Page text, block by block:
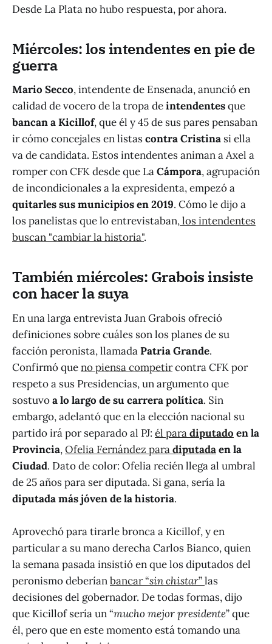
Desde La Plata no hubo respuesta, por ahora.
Miércoles: los intendentes en pie de
guerra
Mario Secco, intendente de Ensenada, anunció en
calidad de vocero de la tropa deintendentesque
bancan a Kicillof, que él y 45 de sus pares pensaban
ir cómo concejales en listascontra Cristina si ella
va de candidata. Estos intendentes animan a Axel a
romper con CFK desde que LaCámpora, agrupación
de incondicionales a la expresidenta, empezó a
quitarles sus municipios en 2019. Cómo le dijo a
los panelistas que lo entrevistaban,los intendentes
buscan "cambiar la historia".
También miércoles: Grabois insiste
con hacer la suya
En una larga entrevista Juan Grabois ofreció
definiciones sobre cuáles son los planes de su
facción peronista, llamadaPatria Grande.
Confirmó queno piensa competircontra CFK por
respeto a sus Presidencias, un argumento que
sostuvoa lo largo de su carrera política. Sin
embargo, adelantó que en la elección nacional su
partido irá por separado al PJ: él paradiputado en la
Provincia,Ofelia Fernández paradiputadaen la
Ciudad. Dato de color: Ofelia recién llega al umbral
de 25 años para ser diputada. Si gana, sería la
diputada más jóven de la historia.
Aprovechó para tirarle bronca a Kicillof, y en
particular a su mano derecha Carlos Bianco, quien
la semana pasada insistió en que los diputados del
peronismo deberíanbancar “sin chistar”las
decisiones del gobernador. De todas formas, dijo
que Kicillof sería un “mucho mejor presidente” que
él, pero que en este momento está tomando una